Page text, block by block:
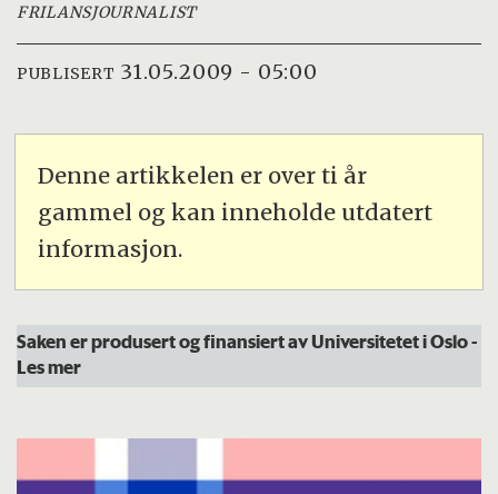
FRILANSJOURNALIST
PUBLISERT 31.05.2009 - 05:00
Denne artikkelen er over ti år
gammel og kan inneholde utdatert
informasjon.
Saken er produsert og finansiert av Universitetet i Oslo-
Les mer